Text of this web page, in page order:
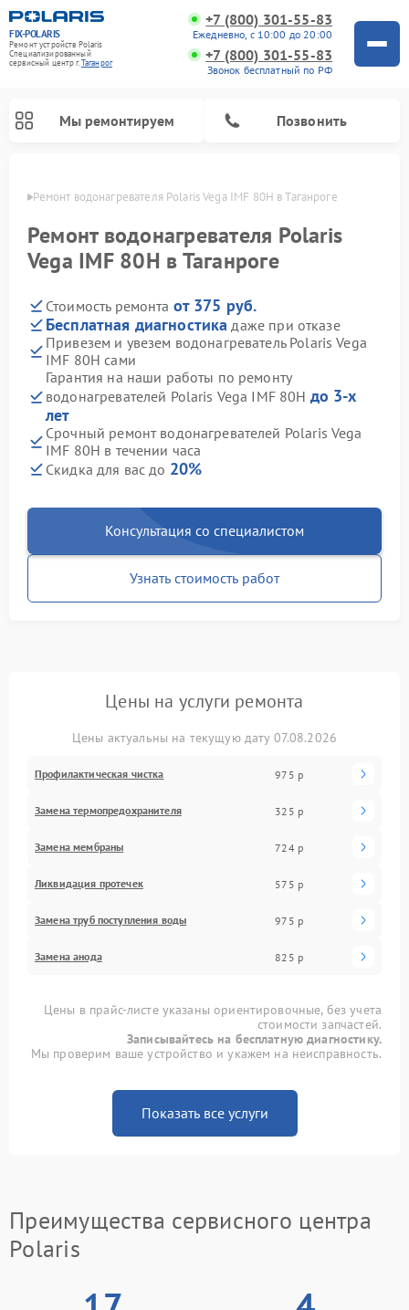
FIX-POLARIS
Ремонт устройств Polaris
Специализированный
cервисный центр г.Таганрог
+7 (800) 301-55-83
Ежедневно, с 10:00 до 20:00
+7 (800) 301-55-83
Звонок бесплатный по РФ
Мы ремонтируем Позвонить
Ремонт водонагревателя Polaris Vega IMF 80H в Таганроге
Ремонт водонагревателя Polaris
Vega IMF 80H в Таганроге
Стоимость ремонта от 375 руб.
Бесплатная диагностика даже при отказе
Привезем и увезем водонагреватель Polaris Vega
IMF 80H сами
Гарантия на наши работы по ремонту
водонагревателей Polaris Vega IMF 80H до 3-х
лет
Срочный ремонт водонагревателей Polaris Vega
IMF 80H в течении часа
Скидка для вас до 20%
Консультация со специалистом
Узнать стоимость работ
Цены на услуги ремонта
Цены актуальны на текущую дату 07.08.2026
Профилактическая чистка 975 р
Замена термопредохранителя 325 р
Замена мембраны 724 р
Ликвидация протечек 575 р
Замена труб поступления воды 975 р
Замена анода 825 р
Цены в прайс-листе указаны ориентировочные, без учета
стоимости запчастей.
Записывайтесь на бесплатную диагностику.
Мы проверим ваше устройство и укажем на неисправность.
Показать все услуги
Преимущества сервисного центра
Polaris